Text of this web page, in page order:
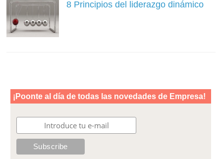
8 Principios del liderazgo dinámico